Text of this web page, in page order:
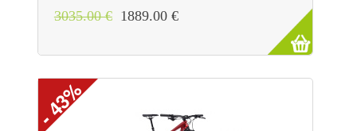
3035.00 € 1889.00 €
- 43%